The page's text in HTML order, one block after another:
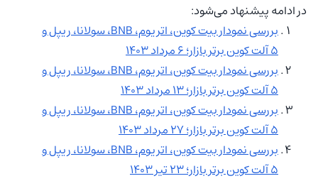
در ادامه پیشنهاد می‌شود:
بررسی نمودار بیت کوین، اتریوم، BNB، سولانا، ریپل و
۵ آلت کوین برتر بازار؛ ۶ مرداد ۱۴۰۳
بررسی نمودار بیت کوین، اتریوم، BNB، سولانا، ریپل و
۵ آلت کوین برتر بازار؛ ۱۳ مرداد ۱۴۰۳
بررسی نمودار بیت کوین، اتریوم، BNB، سولانا، ریپل و
۵ آلت کوین برتر بازار؛ ۲۷ مرداد ۱۴۰۳
بررسی نمودار بیت کوین، اتریوم، BNB، سولانا، ریپل و
۵ آلت کوین برتر بازار؛ ۲۳ تیر ۱۴۰۳